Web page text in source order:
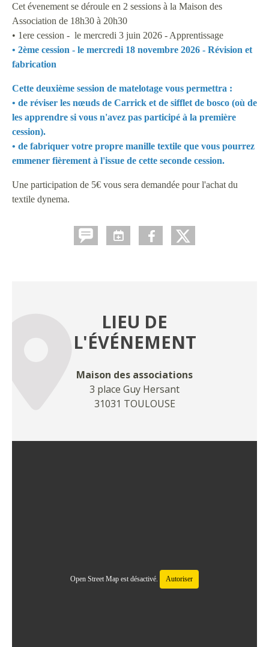
Cet évenement se déroule en 2 sessions à la Maison des
Association de 18h30 à 20h30
• 1ere cession - le mercredi 3 juin 2026 - Apprentissage
• 2ème cession - le mercredi 18 novembre 2026 - Révision et
fabrication
Cette deuxième session de matelotage vous permettra :
• de réviser les nœuds de Carrick et de sifflet de bosco (où de
les apprendre si vous n'avez pas participé à la première
cession).
• de fabriquer votre propre manille textile que vous pourrez
emmener fièrement à l'issue de cette seconde cession.
Une participation de 5€ vous sera demandée pour l'achat du
textile dynema.
LIEU DE
L'ÉVÉNEMENT
Maison des associations
3 place Guy Hersant
31031 TOULOUSE
Open Street Map est désactivé. Autoriser